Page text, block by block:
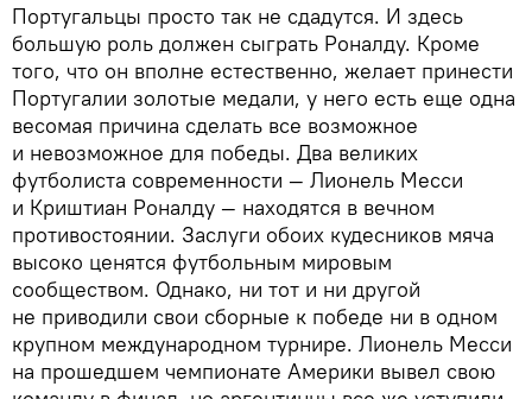
Португальцы просто так не сдадутся. И здесь
большую роль должен сыграть Роналду. Кроме
того, что он вполне естественно, желает принести
Португалии золотые медали, у него есть еще одна
весомая причина сделать все возможное
и невозможное для победы. Два великих
футболиста современности — Лионель Месси
и Криштиан Роналду — находятся в вечном
противостоянии. Заслуги обоих кудесников мяча
высоко ценятся футбольным мировым
сообществом. Однако, ни тот и ни другой
не приводили свои сборные к победе ни в одном
крупном международном турнире. Лионель Месси
на прошедшем чемпионате Америки вывел свою